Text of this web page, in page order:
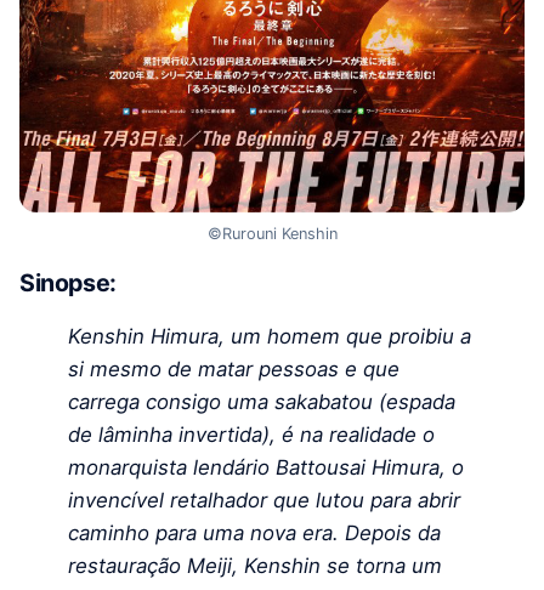
©Rurouni Kenshin
Sinopse:
Kenshin Himura, um homem que proibiu a
si mesmo de matar pessoas e que
carrega consigo uma sakabatou (espada
de lâminha invertida), é na realidade o
monarquista lendário Battousai Himura, o
invencível retalhador que lutou para abrir
caminho para uma nova era. Depois da
restauração Meiji, Kenshin se torna um